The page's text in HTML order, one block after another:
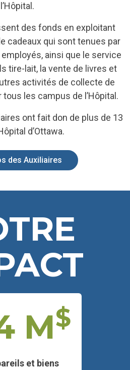
l’Hôpital.
des fonds en exploitant
cadeaux qui sont tenues par
ainsi que le service
tire-lait, la vente de livres et
activités de collecte de
les campus de l’Hôpital.
ont fait don de plus de 13
d’Ottawa.
des Auxiliaires
M$
et biens